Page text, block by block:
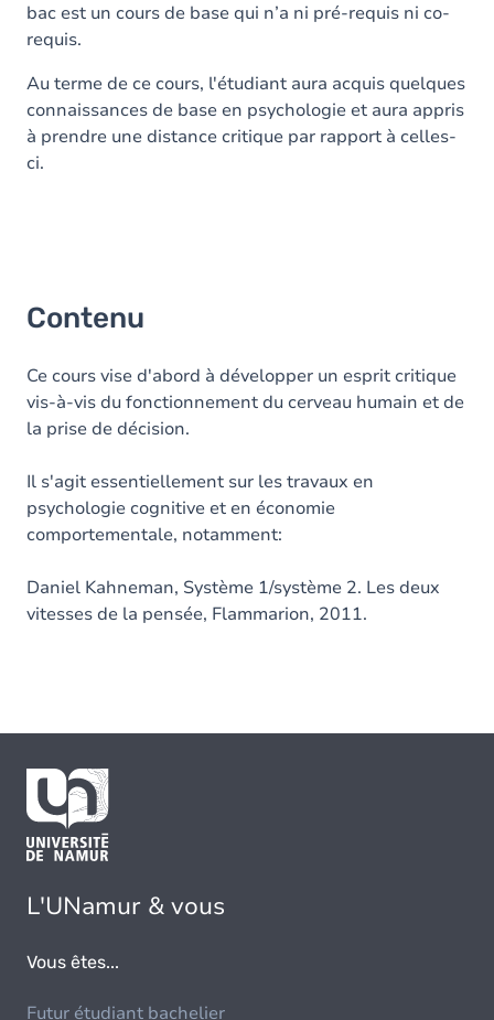
bac est un cours de base qui n’a ni pré-requis ni co-
requis.
Au terme de ce cours, l'étudiant aura acquis quelques
connaissances de base en psychologie et aura appris
à prendre une distance critique par rapport à celles-
ci.
Contenu
Ce cours vise d'abord à développer un esprit critique
vis-à-vis du fonctionnement du cerveau humain et de
la prise de décision.
Il s'agit essentiellement sur les travaux en
psychologie cognitive et en économie
comportementale, notamment:
Daniel Kahneman, Système 1/système 2. Les deux
vitesses de la pensée, Flammarion, 2011.
L'UNamur & vous
Vous êtes...
Futur étudiant bachelier